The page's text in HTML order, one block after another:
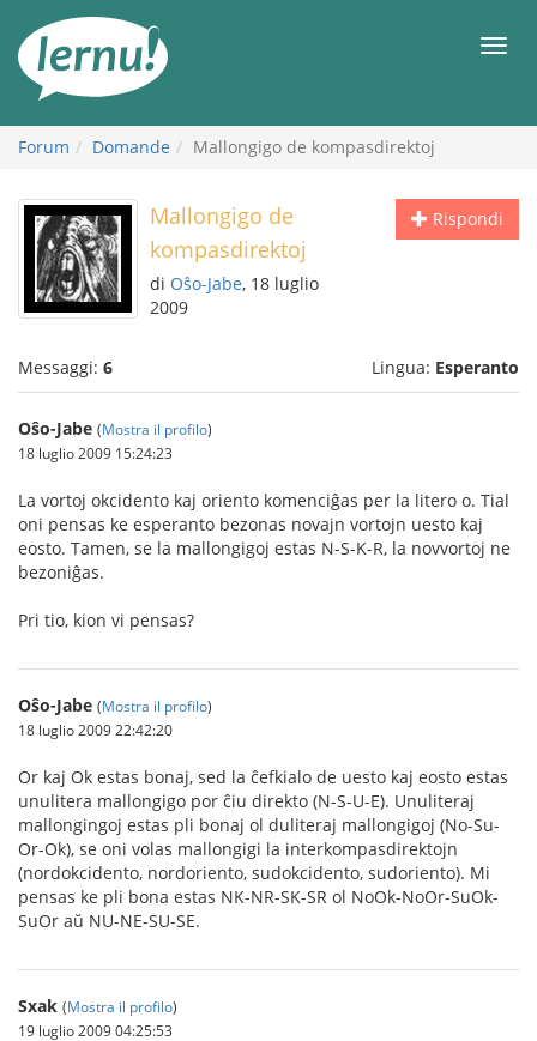
all’indice
Forum Domande Mallongigo de kompasdirektoj
Rispondi
Mallongigo de
kompasdirektoj
di Oŝo-Jabe, 18 luglio
2009
Messaggi: 6 Lingua: Esperanto
Oŝo-Jabe (Mostra il profilo)
18 luglio 2009 15:24:23
La vortoj okcidento kaj oriento komenciĝas per la litero o. Tial
oni pensas ke esperanto bezonas novajn vortojn uesto kaj
eosto. Tamen, se la mallongigoj estas N-S-K-R, la novvortoj ne
bezoniĝas.
Pri tio, kion vi pensas?
Oŝo-Jabe (Mostra il profilo)
18 luglio 2009 22:42:20
Or kaj Ok estas bonaj, sed la ĉefkialo de uesto kaj eosto estas
unulitera mallongigo por ĉiu direkto (N-S-U-E). Unuliteraj
mallongingoj estas pli bonaj ol duliteraj mallongigoj (No-Su-
Or-Ok), se oni volas mallongigi la interkompasdirektojn
(nordokcidento, nordoriento, sudokcidento, sudoriento). Mi
pensas ke pli bona estas NK-NR-SK-SR ol NoOk-NoOr-SuOk-
SuOr aŭ NU-NE-SU-SE.
Sxak (Mostra il profilo)
19 luglio 2009 04:25:53